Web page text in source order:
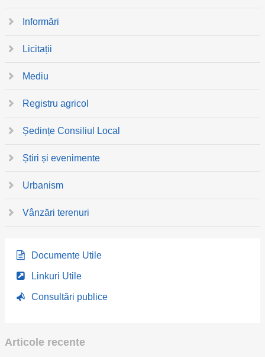
Informări
Licitații
Mediu
Registru agricol
Ședințe Consiliul Local
Știri și evenimente
Urbanism
Vânzări terenuri
Documente Utile
Linkuri Utile
Consultări publice
Articole recente